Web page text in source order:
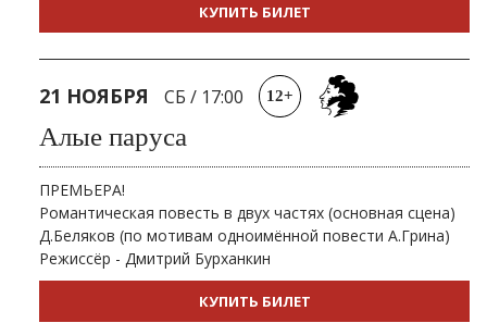
КУПИТЬ БИЛЕТ
21 НОЯБРЯ СБ / 17:00 12+
Алые паруса
ПРЕМЬЕРА!
Романтическая повесть в двух частях (основная сцена)
Д.Беляков (по мотивам одноимённой повести А.Грина)
Режиссёр - Дмитрий Бурханкин
КУПИТЬ БИЛЕТ